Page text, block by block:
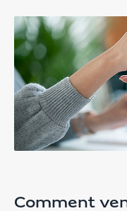
Comment